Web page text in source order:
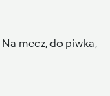
Na mecz, do piwka,